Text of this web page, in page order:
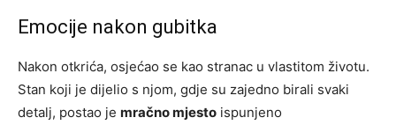
Emocije nakon gubitka
Nakon otkrića, osjećao se kao stranac u vlastitom životu.
Stan koji je dijelio s njom, gdje su zajedno birali svaki
detalj, postao je mračno mjesto ispunjeno